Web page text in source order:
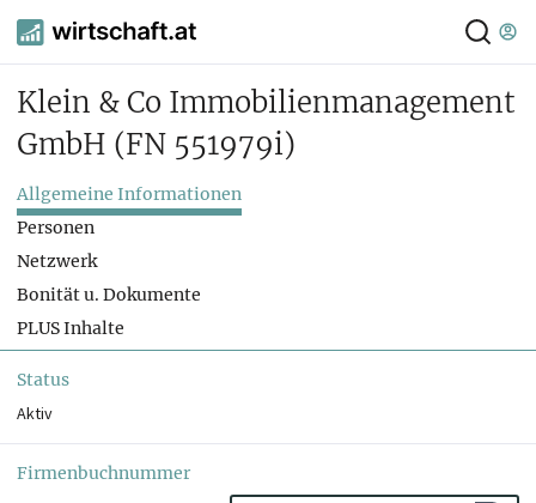
Klein & Co Immobilienmanagement
GmbH (FN 551979i)
Allgemeine Informationen
Personen
Netzwerk
Bonität u. Dokumente
PLUS Inhalte
Status
Aktiv
Firmenbuchnummer